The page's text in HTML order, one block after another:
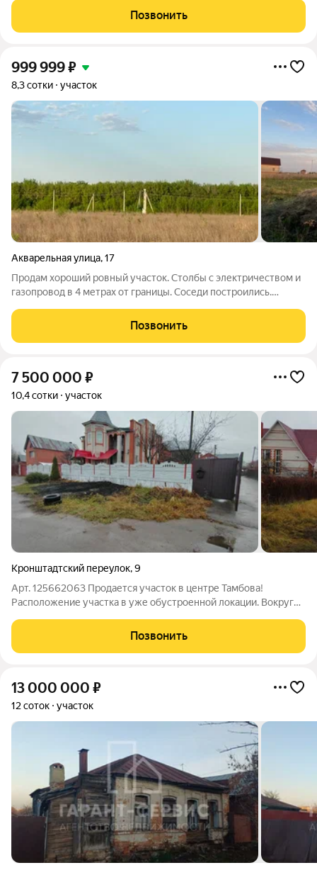
Позвонить
999 999₽
8,3 сотки участок
Акварельная улица,17
Продам хороший ровный участок. Столбы с электричеством и
газопровод в 4 метрах от границы. Соседи построились.
как участок размежован и на углах стоят розовые столбики.
План застройки уже
Позвонить
7 500 000 ₽
10,4 сотки участок
Кронштадтский переулок,9
Арт. 125662063 Продается участок в центре Тамбова!
Расположение участка в уже обустроенной локации. Вокруг
возможность построить дом в центре города с развитой
инфраструктурой. От этого места
Позвонить
13 000 000 ₽
12 соток участок